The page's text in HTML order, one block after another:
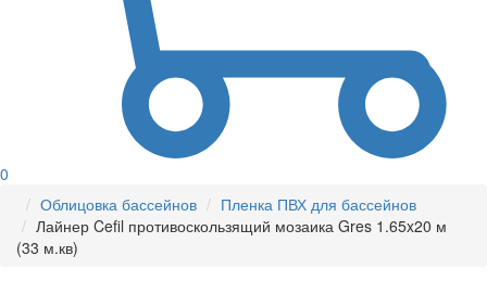
0
Облицовка бассейнов
Пленка ПВХ для бассейнов
Лайнер Cefil противоскользящий мозаика Gres 1.65x20 м
(33 м.кв)